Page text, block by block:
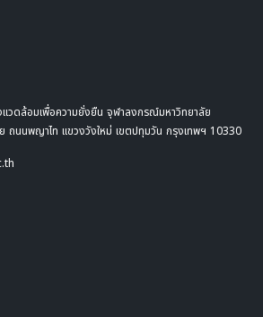
วดล้อมเพื่อความยั่งยืน จุฬาลงกรณ์มหาวิทยาลัย
ถนนพญาไท แขวงวังใหม่ เขตปทุมวัน กรุงเทพฯ 10330